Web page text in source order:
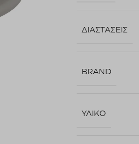
ΔΙΑΣΤΆΣΕΙΣ
BRAND
ΥΛΙΚΌ